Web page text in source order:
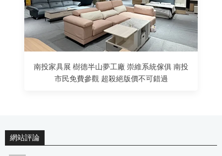
南投家具展 樹德半山夢工廠 崇維系統傢俱 南投
市民免費參觀 超殺絕版價不可錯過
網站評論